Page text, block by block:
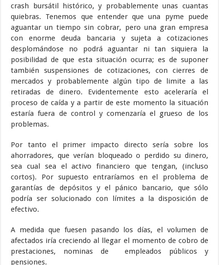
crash bursátil histórico, y probablemente unas cuantas
quiebras. Tenemos que entender que una pyme puede
aguantar un tiempo sin cobrar, pero una gran empresa
con enorme deuda bancaria y sujeta a cotizaciones
desplomándose no podrá aguantar ni tan siquiera la
posibilidad de que esta situación ocurra; es de suponer
también suspensiones de cotizaciones, con cierres de
mercados y probablemente algún tipo de limite a las
retiradas de dinero. Evidentemente esto aceleraría el
proceso de caída y a partir de este momento la situación
estaría fuera de control y comenzaría el grueso de los
problemas.
Por tanto el primer impacto directo sería sobre los
ahorradores, que verían bloqueado o perdido su dinero,
sea cual sea el activo financiero que tengan, (incluso
cortos). Por supuesto entraríamos en el problema de
garantías de depósitos y el pánico bancario, que sólo
podría ser solucionado con límites a la disposición de
efectivo.
A medida que fuesen pasando los días, el volumen de
afectados iría creciendo al llegar el momento de cobro de
prestaciones, nominas de empleados públicos y
pensiones.